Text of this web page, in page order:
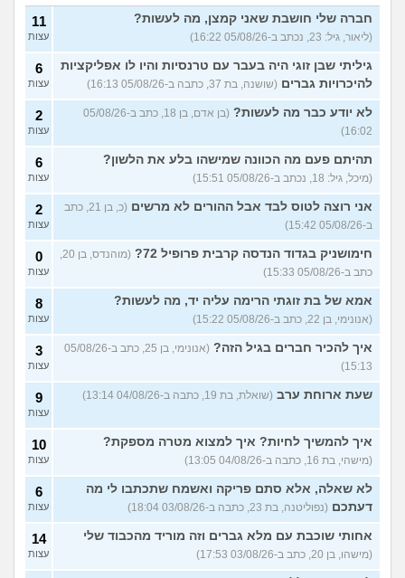
האם אח שלי מקנא/שונא את
אשתי?
(אורי, בן 33)
8
עצות
הבת שלי מדוכדכת שאני ואביה
מבוגרים... איך מתמודדים? (.,
בת 45)
עצות
יש לי אפוטרופוס ואני לא מבין
למה
(זורו, בן 40)
5
עצות
לא יודע מה לעשות יותר עם
המשפחה שלי (יורם, בן 23) עצות
בן 10 לא רוצה שאנחנו ההורים
נהיה נוכחים במסיבת סיום של
הכיתה
(גורי, בן 42)
9
עצות
הטוב להשאר בבגד לאורך זמן
???
(מתלמדת, בת 50)
7
עצות
איך לומר להורים שאני רוצה
להיות חילוני?
(אהרן, בן 17)
9
עצות
עוד שאלות חדשות במדור
חברה שלי חושבת שאני קמצן, מה לעשות?
(ליאור, גיל: 23, נכתב ב-05/08/26 16:22)
11
עצות
גיליתי שבן זוגי היה בעבר עם טרנסיות והיו לו אפליקציות
להיכרויות גברים (שושנה, בת 37, כתבה ב-05/08/26 16:13)
6
עצות
לא יודע כבר מה לעשות?
(בן אדם, בן 18, כתב ב-05/08/26
16:02)
2
עצות
תהיתם פעם מה הכוונה שמישהו בלע את הלשון?
(מיכל, גיל: 18, נכתב ב-05/08/26 15:51)
6
עצות
אני רוצה לטוס לבד אבל ההורים לא מרשים
(כ, בן 21, כתב
ב-05/08/26 15:42)
2
עצות
חימושניק בגדוד הנדסה קרבית פרופיל 72?
(מוהנדס, בן 20,
כתב ב-05/08/26 15:33)
0
עצות
אמא של בת זוגתי הרימה עליה יד, מה לעשות?
(אנונימי, בן 22, כתב ב-05/08/26 15:22)
8
עצות
איך להכיר חברים בגיל הזה?
(אנונימי, בן 25, כתב ב-05/08/26
15:13)
3
עצות
שעת ארוחת ערב (שואלת, בת 19, כתבה ב-04/08/26 13:14) 9
עצות
איך להמשיך לחיות? איך למצוא מטרה מספקת?
(מישהי, בת 16, כתבה ב-04/08/26 13:05)
10
עצות
לא שאלה, אלא סתם פריקה ואשמח שתכתבו לי מה
דעתכם (נפוליטנה, בת 23, כתבה ב-03/08/26 18:04)
6
עצות
אחותי שוכבת עם מלא גברים וזה מוריד מהכבוד שלי
(מישהו, בן 20, כתב ב-03/08/26 17:53)
14
עצות